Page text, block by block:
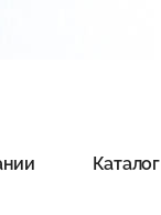
Каталог